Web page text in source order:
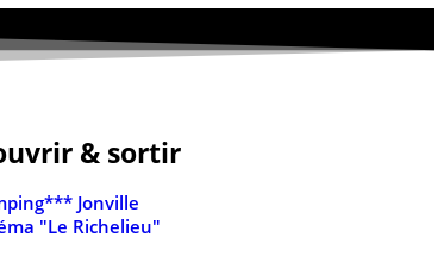
& sortir
Jonville
"Le Richelieu"